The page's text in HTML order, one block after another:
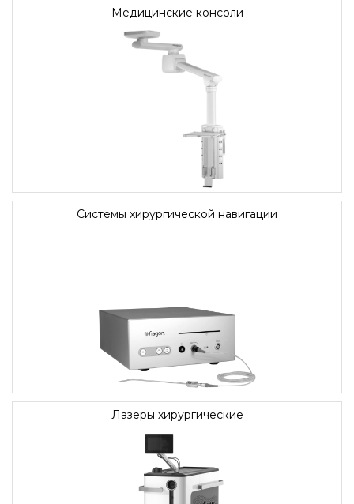
Медицинские консоли
Системы хирургической навигации
Лазеры хирургические